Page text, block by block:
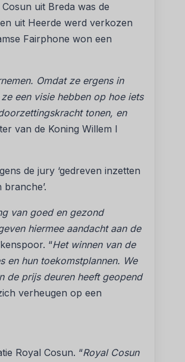
uit Breda was de
uit Heerde werd verkozen
Fairphone won een
Omdat ze ergens in
een visie hebben op hoe iets
tonen, en
van de Koning Willem I
de jury ‘gedreven inzetten
van goed en gezond
hiermee aandacht aan de
“Het winnen van de
en hun toekomstplannen. We
de prijs deuren heeft geopend
verheugen op een
Royal Cosun. “Royal Cosun